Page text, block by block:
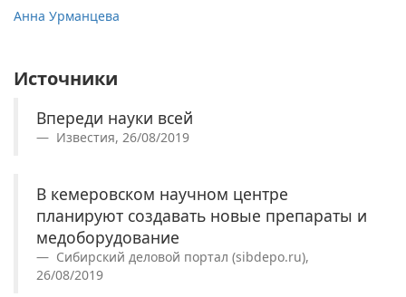
Анна Урманцева
Источники
Впереди науки всей
Известия, 26/08/2019
В кемеровском научном центре
планируют создавать новые препараты и
медоборудование
Сибирский деловой портал (sibdepo.ru),
26/08/2019